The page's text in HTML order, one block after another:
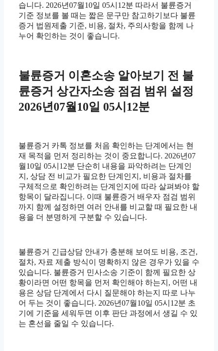
습니다. 2026년07월10일 05시12분 따라서 불륜증거
기준 정보를 볼 때는 짧은 문구만 참고하기보다 불륜
증거 법원제출 기준, 비용, 절차, 주의사항을 함께 나
누어 확인하는 것이 좋습니다.
불륜증거 이혼소송 알아보기 전 불
륜증거 상간자소송 점검 범위 설정
2026년07월10일 05시12분
불륜증거 카톡 정보를 처음 확인하는 단계에서는 현
재 목적을 먼저 정리하는 것이 중요합니다. 2026년07
월10일 05시12분 단순히 내용을 파악하려는 단계인
지, 상담 전 비교가 필요한 단계인지, 비용과 절차를
구체적으로 확인하려는 단계인지에 따라 살펴봐야 할
항목이 달라집니다. 이때 불륜증거 배우자 점검 범위
까지 함께 설정하면 여러 안내를 비교할 때 필요한 내
용을 더 분명하게 구분할 수 있습니다.
불륜증거 긴급상담 안내가 충분해 보여도 비용, 조건,
절차, 자료 제출 방식이 명확하지 않은 경우가 있을 수
있습니다. 불륜증거 민사소송 기준이 함께 필요한 상
황이라면 어떤 항목을 먼저 확인해야 하는지, 어떤 내
용은 상담 단계에서 다시 질문해야 하는지 따로 나누
어 두는 것이 좋습니다. 2026년07월10일 05시12분 초
기에 기준을 세워두면 이후 판단 과정에서 생길 수 있
는 혼선을 줄일 수 있습니다.